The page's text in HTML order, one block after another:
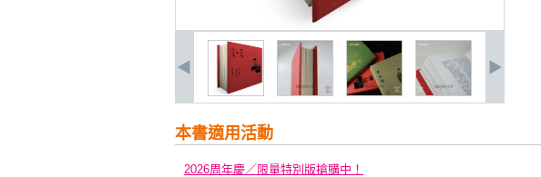
本書適用活動
2026周年慶／限量特別版搶購中！